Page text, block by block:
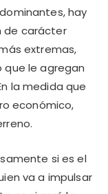
hay
de carácter
extremas,
que le agregan
la medida que
económico,
si es el
va a impulsar